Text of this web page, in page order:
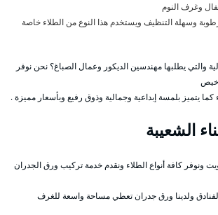
وغرف النوم
وسهلة التنظيف ويستخدم هذا النوع من الطلاء خاصة
والتي يطلبها مهندسين الديكور وعمال الصباغ؟ نحن نوفر
كما يتميز بلمسة إبداعية وجمالية وذوق رفيع وبأسعار مميزة .
الشعيبة
ونوفر كافة أنواع الطلاء ونقدم خدمة تركيب ورق الجدران
ولدينا ورق جدران تعطي مساحة واسعة للغرف